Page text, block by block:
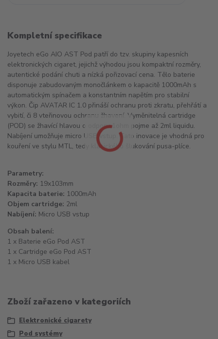
Kompletní specifikace
Joyetech eGo AIO AST Pod patří do tzv. skupiny kapesních
elektronických cigaret, jejichž výhodou jsou kompaktní rozměry,
autentické podání chuti a nízká pořizovací cena. Tělo baterie
disponuje zabudovaným monočlánkem o kapacitě 1000mAh s
automatickým spínačem a konstantním napětím pro stabilní
výkon. Čip AVATAR IC 1.0 přináší ochranu proti zkratu, přehřátí a
vybití, či 8 vteřinovou ochranu žhavení. Vyměnitelná cartridge
(POD) se žhavící hlavou o odporu 1ohm pojme až 2ml liquidu.
Nabíjení umožňuje micro USB vstup. Tato inovace je vhodná pro
kouření ve stylu MTL, tedy klasického šlukování pusa-plíce.
Parametry:
Rozměry: 19x103mm
Kapacita baterie: 1000mAh
Objem cartridge: 2ml
Nabíjení: Micro USB vstup
Obsah balení:
1 x Baterie eGo Pod AST
1 x Cartridge eGo Pod AST
1 x Micro USB kabel
Zboží zařazeno v kategoriích
Elektronické cigarety
Pod systémy